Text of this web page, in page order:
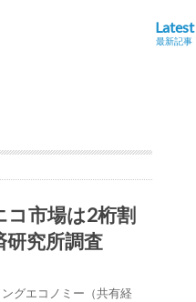
Latest
最新記事
コ市場は2桁割
研究所調査
グエコノミー（共有経